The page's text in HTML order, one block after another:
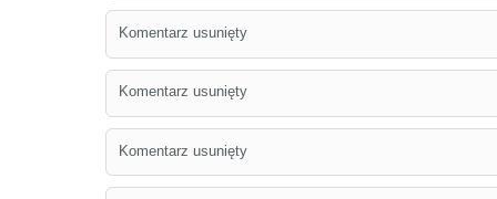
Komentarz usunięty
Komentarz usunięty
Komentarz usunięty